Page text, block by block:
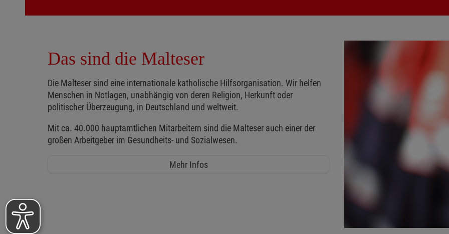
Das sind die Malteser
Die Malteser sind eine internationale katholische Hilfsorganisation. Wir helfen
Menschen in Notlagen, unabhängig von deren Religion, Herkunft oder
politischer Überzeugung, in Deutschland und weltweit.
Mit ca. 40.000 hauptamtlichen Mitarbeitern sind die Malteser auch einer der
großen Arbeitgeber im Gesundheits- und Sozialwesen.
Mehr Infos